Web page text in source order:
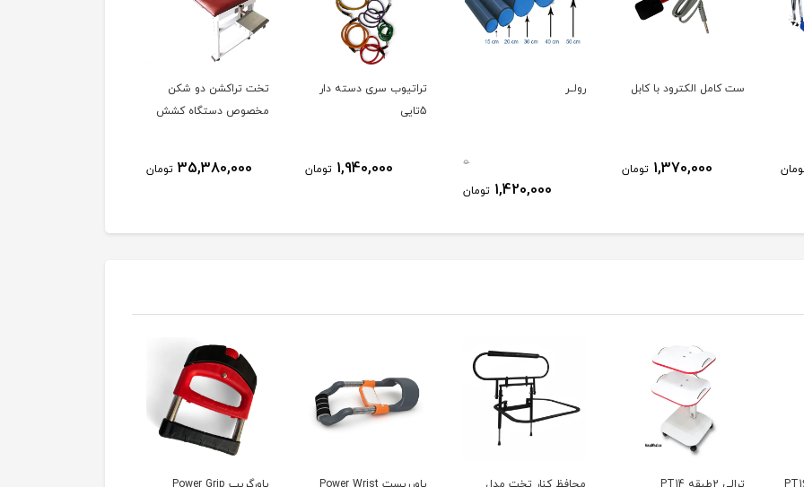
ست کامل الکترود با کابل
1,370,000 تومان
رولــر
0
1,420,000 تومان
تراتیوب سری دسته دار
5تایی
1,940,000 تومان
تخت تراکشن دو شکن
مخصوص دستگاه کشش
35,380,000 تومان
ترالی 2طبقه PT14
محافظ کنار تخت مدل
پاورریست Power Wrist پاورگریپ Power Grip